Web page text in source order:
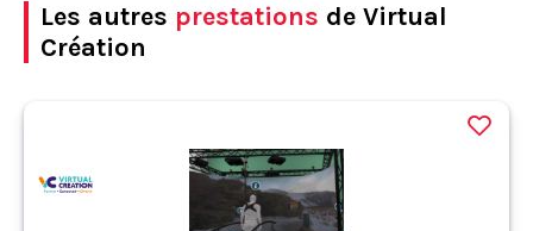
Les autres prestations de Virtual
Création